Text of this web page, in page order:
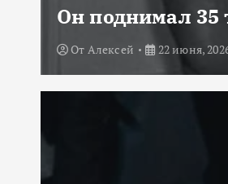
Он поднимал 35
От Алексей 22 июня,